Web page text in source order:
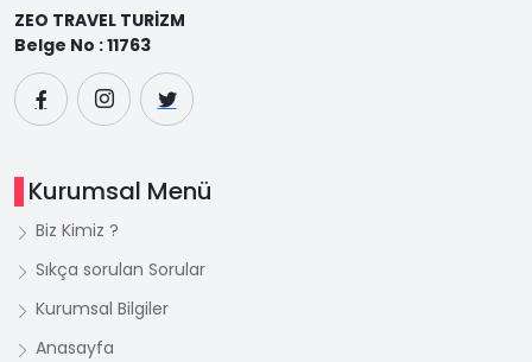
ZEO TRAVEL TURİZM
Belge No : 11763
Kurumsal Menü
Biz Kimiz ?
Sıkça sorulan Sorular
Kurumsal Bilgiler
Anasayfa